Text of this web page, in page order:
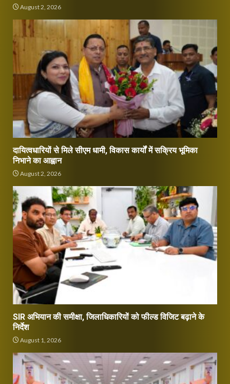
August 2, 2026
दायित्वधारियों से मिले सीएम धामी, विकास कार्यों में सक्रिय भूमिका
निभाने का आह्वान
August 2, 2026
SIR अभियान की समीक्षा, जिलाधिकारियों को फील्ड विजिट बढ़ाने के
निर्देश
August 1, 2026